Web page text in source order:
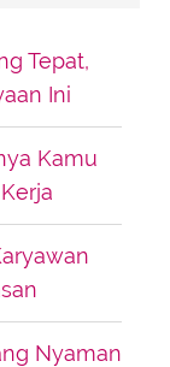
Tepat,
Ini
Kamu
Nyaman